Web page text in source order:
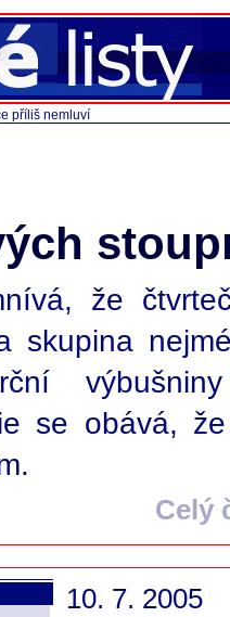
příliš nemluví
že
skupina
se obává,
Celý
10. 7. 2005